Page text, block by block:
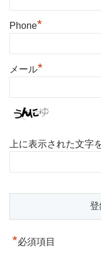
Phone*
メール*
上に表示された文字
*必須項目